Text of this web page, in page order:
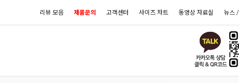
리뷰 모음 제품문의 고객센터 사이즈 차트 동영상 자료실 뉴스